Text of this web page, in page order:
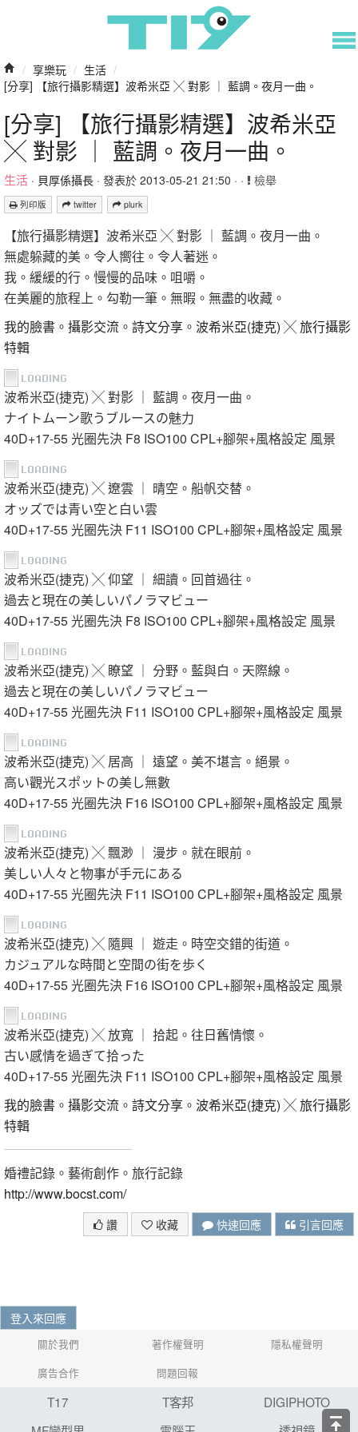
/ 享樂玩 / 生活 /
[分享] 【旅行攝影精選】波希米亞 ╳ 對影 ｜ 藍調。夜月一曲。
[分享] 【旅行攝影精選】波希米亞
╳ 對影 ｜ 藍調。夜月一曲。
生活 · 貝厚係攝長 · 發表於 2013-05-21 21:50 · · 檢舉
列印版 twitter plurk
【旅行攝影精選】波希米亞 ╳ 對影 ｜ 藍調。夜月一曲。
無處躲藏的美。令人嚮往。令人著迷。
我。緩緩的行。慢慢的品味。咀嚼。
在美麗的旅程上。勾勒一筆。無暇。無盡的收藏。
我的臉書 。 攝影交流 。 詩文分享 。 波希米亞(捷克) ╳ 旅行攝影
特輯
波希米亞(捷克) ╳ 對影 ｜ 藍調。夜月一曲。
ナイトムーン歌うブルースの魅力
40D+17-55 光圈先決 F8 ISO100 CPL+腳架+風格設定 風景
波希米亞(捷克) ╳ 遼雲 ｜ 晴空。船帆交替。
オッズでは青い空と白い雲
40D+17-55 光圈先決 F11 ISO100 CPL+腳架+風格設定 風景
波希米亞(捷克) ╳ 仰望 ｜ 細讀。回首過往。
過去と現在の美しいパノラマビュー
40D+17-55 光圈先決 F8 ISO100 CPL+腳架+風格設定 風景
波希米亞(捷克) ╳ 瞭望 ｜ 分野。藍與白。天際線。
過去と現在の美しいパノラマビュー
40D+17-55 光圈先決 F11 ISO100 CPL+腳架+風格設定 風景
波希米亞(捷克) ╳ 居高 ｜ 遠望。美不堪言。絕景。
高い觀光スポットの美し無數
40D+17-55 光圈先決 F16 ISO100 CPL+腳架+風格設定 風景
波希米亞(捷克) ╳ 飄渺 ｜ 漫步。就在眼前。
美しい人々と物事が手元にある
40D+17-55 光圈先決 F11 ISO100 CPL+腳架+風格設定 風景
波希米亞(捷克) ╳ 隨興 ｜ 遊走。時空交錯的街道。
カジュアルな時間と空間の街を歩く
40D+17-55 光圈先決 F16 ISO100 CPL+腳架+風格設定 風景
波希米亞(捷克) ╳ 放寬 ｜ 拾起。往日舊情懷。
古い感情を過ぎて拾った
40D+17-55 光圈先決 F11 ISO100 CPL+腳架+風格設定 風景
我的臉書 。 攝影交流 。 詩文分享 。 波希米亞(捷克) ╳ 旅行攝影
特輯
婚禮記錄。藝術創作。旅行記錄
http://www.bocst.com/
讚 收藏 快速回應 引言回應
登入來回應
關於我們 著作權聲明
隱私權聲明
廣告合作
問題回報
T17 T客邦
DIGIPHOTO